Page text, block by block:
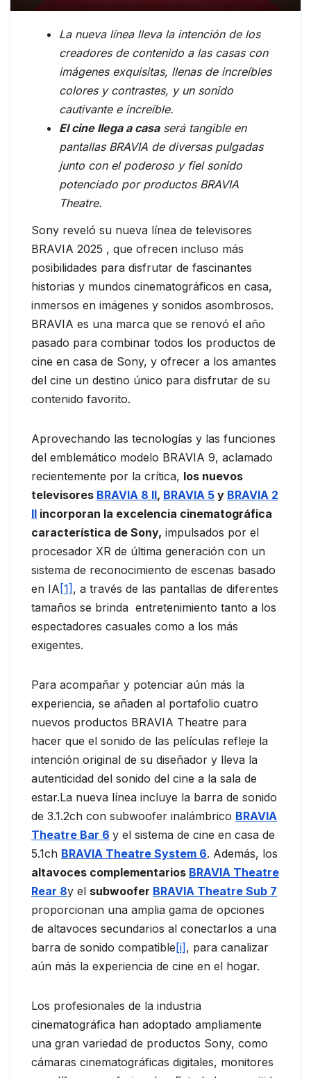
La nueva línea lleva la intención de los
creadores de contenido a las casas con
imágenes exquisitas, llenas de increíbles
colores y contrastes, y un sonido
cautivante e increíble.
El cine llega a casaserá tangible en
pantallas BRAVIA de diversas pulgadas
junto con el poderoso y fiel sonido
potenciado por productos BRAVIA
Theatre.
Sony reveló su nueva línea de televisores
BRAVIA 2025 , que ofrecen incluso más
posibilidades para disfrutar de fascinantes
historias y mundos cinematográficos en casa,
inmersos en imágenes y sonidos asombrosos.
BRAVIA es una marca que se renovó el año
pasado para combinar todos los productos de
cine en casa de Sony, y ofrecer a los amantes
del cine un destino único para disfrutar de su
contenido favorito.
Aprovechando las tecnologías y las funciones
del emblemático modelo BRAVIA 9, aclamado
recientemente por la crítica, los nuevos
televisores BRAVIA 8 II, BRAVIA 5 y BRAVIA 2
II incorporan la excelencia cinematográfica
característica de Sony, impulsados por el
procesador XR de última generación con un
sistema de reconocimiento de escenas basado
en IA [1] , a través de las pantallas de diferentes
tamaños se brinda entretenimiento tanto a los
espectadores casuales como a los más
exigentes.
Para acompañar y potenciar aún más la
experiencia, se añaden al portafolio cuatro
nuevos productos BRAVIA Theatre para
hacer que el sonido de las películas refleje la
intención original de su diseñador y lleva la
autenticidad del sonido del cine a la sala de
estar.La nueva línea incluye la barra de sonido
de 3.1.2ch con subwoofer inalámbrico BRAVIA
Theatre Bar 6 y el sistema de cine en casa de
5.1ch BRAVIA Theatre System 6. Además, los
altavoces complementarios BRAVIA Theatre
Rear 8y el subwoofer BRAVIA Theatre Sub 7
proporcionan una amplia gama de opciones
de altavoces secundarios al conectarlos a una
barra de sonido compatible [i] , para canalizar
aún más la experiencia de cine en el hogar.
Los profesionales de la industria
cinematográfica han adoptado ampliamente
una gran variedad de productos Sony, como
cámaras cinematográficas digitales, monitores